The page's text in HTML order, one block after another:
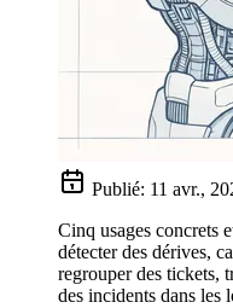
Publié: 11 avr.,
Cinq usages concrets
détecter des dérives,
regrouper des tickets,
des incidents dans les